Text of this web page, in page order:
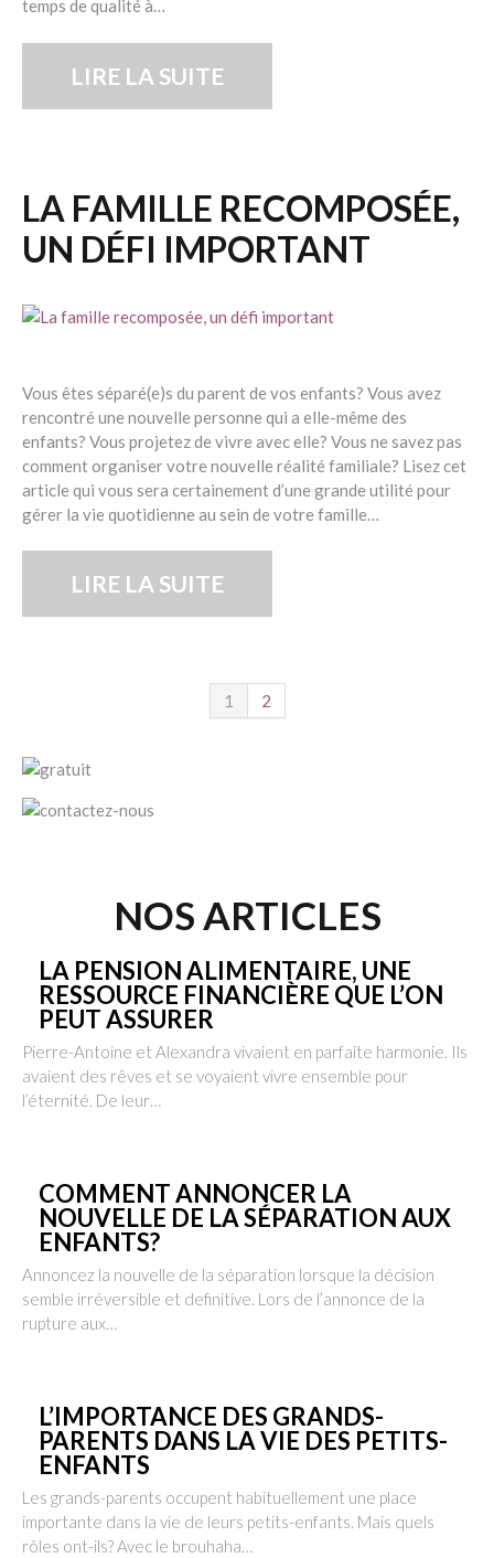
temps de qualité à…
LIRE LA SUITE
LA FAMILLE RECOMPOSÉE,
UN DÉFI IMPORTANT
Vous êtes séparé(e)s du parent de vos enfants? Vous avez
rencontré une nouvelle personne qui a elle-même des
enfants? Vous projetez de vivre avec elle? Vous ne savez pas
comment organiser votre nouvelle réalité familiale? Lisez cet
article qui vous sera certainement d’une grande utilité pour
gérer la vie quotidienne au sein de votre famille…
LIRE LA SUITE
1 2
NOS ARTICLES
LA PENSION ALIMENTAIRE, UNE
RESSOURCE FINANCIÈRE QUE L’ON
PEUT ASSURER
Pierre-Antoine et Alexandra vivaient en parfaite harmonie. Ils
avaient des rêves et se voyaient vivre ensemble pour
l’éternité. De leur…
COMMENT ANNONCER LA
NOUVELLE DE LA SÉPARATION AUX
ENFANTS?
Annoncez la nouvelle de la séparation lorsque la décision
semble irréversible et definitive. Lors de l’annonce de la
rupture aux…
L’IMPORTANCE DES GRANDS-
PARENTS DANS LA VIE DES PETITS-
ENFANTS
Les grands-parents occupent habituellement une place
importante dans la vie de leurs petits-enfants. Mais quels
rôles ont-ils? Avec le brouhaha…